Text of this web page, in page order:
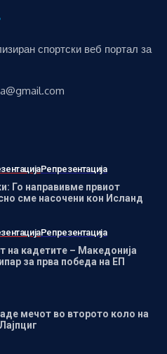
спортски веб портал за
Репрезентација
Го направивме првиот
сме насочени кон Исланд
Репрезентација
на кадетите – Македонија
за прва победа на ЕП
мечот во второто коло на